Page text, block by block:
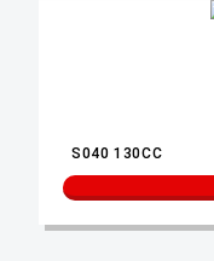
S040 130CC